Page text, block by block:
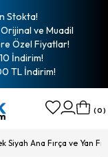
Stokta!
ve Muadil
Özel Fiyatlar!
İndirim!
TL İndirim!
0
Siyah Ana Fırça ve Yan